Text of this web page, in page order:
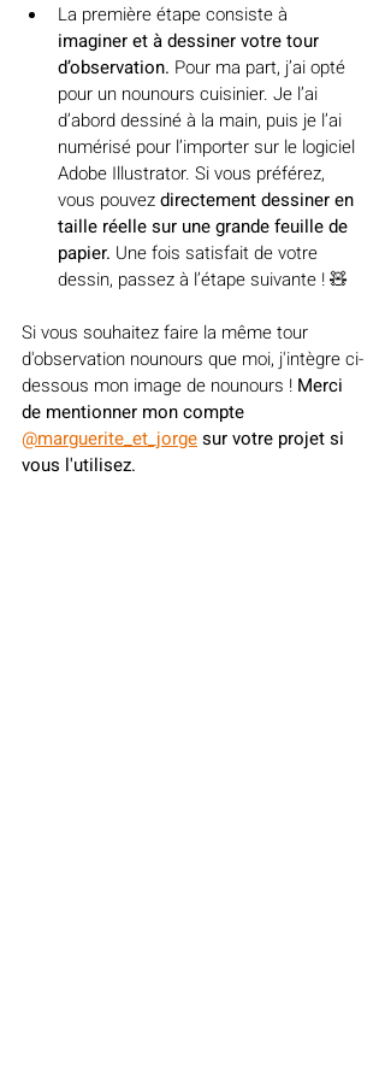
La première étape consiste à
imaginer et à dessiner votre tour
d’observation. Pour ma part, j’ai opté
pour un nounours cuisinier. Je l’ai
d’abord dessiné à la main, puis je l’ai
numérisé pour l’importer sur le logiciel
Adobe Illustrator. Si vous préférez,
vous pouvez directement dessiner en
taille réelle sur une grande feuille de
papier. Une fois satisfait de votre
dessin, passez à l’étape suivante ! 🧸
Si vous souhaitez faire la même tour
d'observation nounours que moi, j'intègre ci-
dessous mon image de nounours ! Merci
de mentionner mon compte
@marguerite_et_jorge sur votre projet si
vous l'utilisez.